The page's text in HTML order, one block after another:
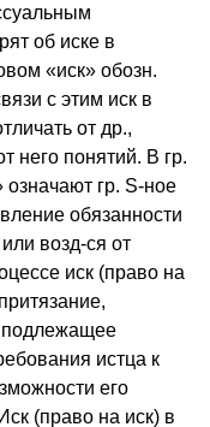
об иске в
«иск» обозн.
с этим иск в
от др.,
него понятий. В гр.
означают гр. S-ное
обязанности
возд-ся от
иск (право на
подлежащее
истца к
его
(право на иск) в